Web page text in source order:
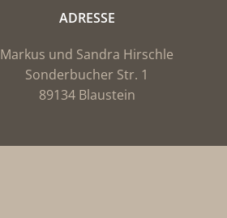
ADRESSE
Markus und Sandra Hirschle
Sonderbucher Str. 1
89134 Blaustein